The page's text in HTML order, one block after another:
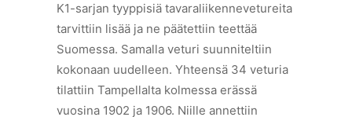
K1-sarjan tyyppisiä tavaraliikennevetureita
tarvittiin lisää ja ne päätettiin teettää
Suomessa. Samalla veturi suunniteltiin
kokonaan uudelleen. Yhteensä 34 veturia
tilattiin Tampellalta kolmessa erässä
vuosina 1902 ja 1906. Niille annettiin